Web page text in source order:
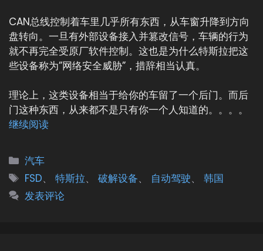
CAN总线控制着车里几乎所有东西，从车窗升降到方向
盘转向。一旦有外部设备接入并篡改信号，车辆的行为
就不再完全受原厂软件控制。这也是为什么特斯拉把这
些设备称为”网络安全威胁”，措辞相当认真。
理论上，这类设备相当于给你的车留了一个后门。而后
门这种东西，从来都不是只有你一个人知道的。。。。
继续阅读
分
类
汽车
标
签
FSD、特斯拉、破解设备、 自动驾驶、韩国
发表评论